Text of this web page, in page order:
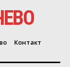
Контакт